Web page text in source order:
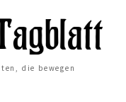
die bewegen